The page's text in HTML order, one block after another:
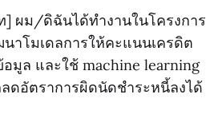
ผม/ดิฉันได้ทำงานในโครงการ
าโมเดลการให้คะแนนเครดิต
มูล และใช้ machine learning
ดอัตราการผิดนัดชำระหนี้ลงได้